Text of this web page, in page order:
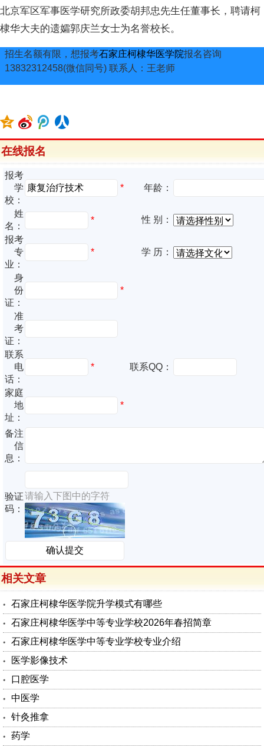
北京军区军事医学研究所政委胡邦忠先生任董事长，聘请柯
棣华大夫的遗孀郭庆兰女士为名誉校长。
招生名额有限，想报考石家庄柯棣华医学院报名咨询
13832312458(微信同号) 联系人：王老师
在线报名
报考
学
校：
* 年龄：
姓
名：
*
性 别：
报考
专
业：
* 学 历：
身
份
证：
*
准
考
证：
联系
电
话：
* 联系QQ：
家庭
地
址：
*
备注
信
息：
验证
码：
请输入下图中的字符
相关文章
石家庄柯棣华医学院升学模式有哪些
石家庄柯棣华医学中等专业学校2026年春招简章
石家庄柯棣华医学中等专业学校专业介绍
医学影像技术
口腔医学
中医学
针灸推拿
药学